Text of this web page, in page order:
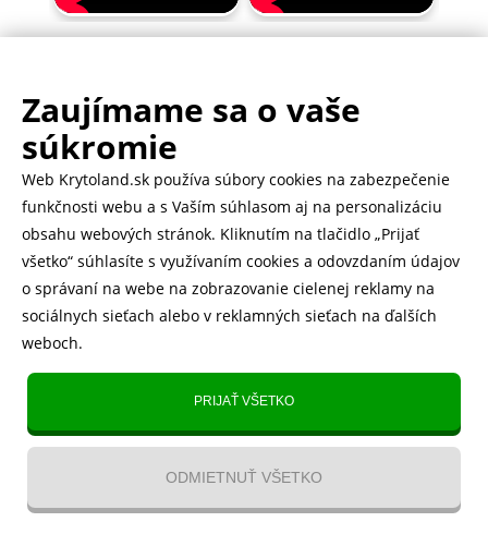
.
Rychlé doručenie 1-2 dní
Heurekazobraziť recenzie
Instagram5.643 fanúšikov
TikTok4.833 fanúšikov
Zaujímame sa o vaše
súkromie
Web Krytoland.sk používa súbory cookies na zabezpečenie
funkčnosti webu a s Vaším súhlasom aj na personalizáciu
obsahu webových stránok. Kliknutím na tlačidlo „Prijať
všetko“ súhlasíte s využívaním cookies a odovzdaním údajov
o správaní na webe na zobrazovanie cielenej reklamy na
sociálnych sieťach alebo v reklamných sieťach na ďalších
weboch.
PRIJAŤ VŠETKO
ODMIETNUŤ VŠETKO